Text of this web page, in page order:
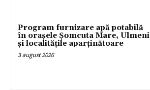
Program furnizare apă potabilă
în orașele Șomcuta Mare, Ulmeni
și localitățile aparținătoare
3 august 2026